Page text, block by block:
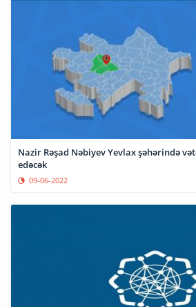
Nazir Rəşad Nəbiyev Yevlax şəhərində
edəcək
09-06-2022